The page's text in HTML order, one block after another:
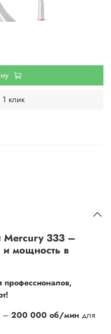
1 клик
Mercury 333 –
и мощность в
– 200 000 об/мин для